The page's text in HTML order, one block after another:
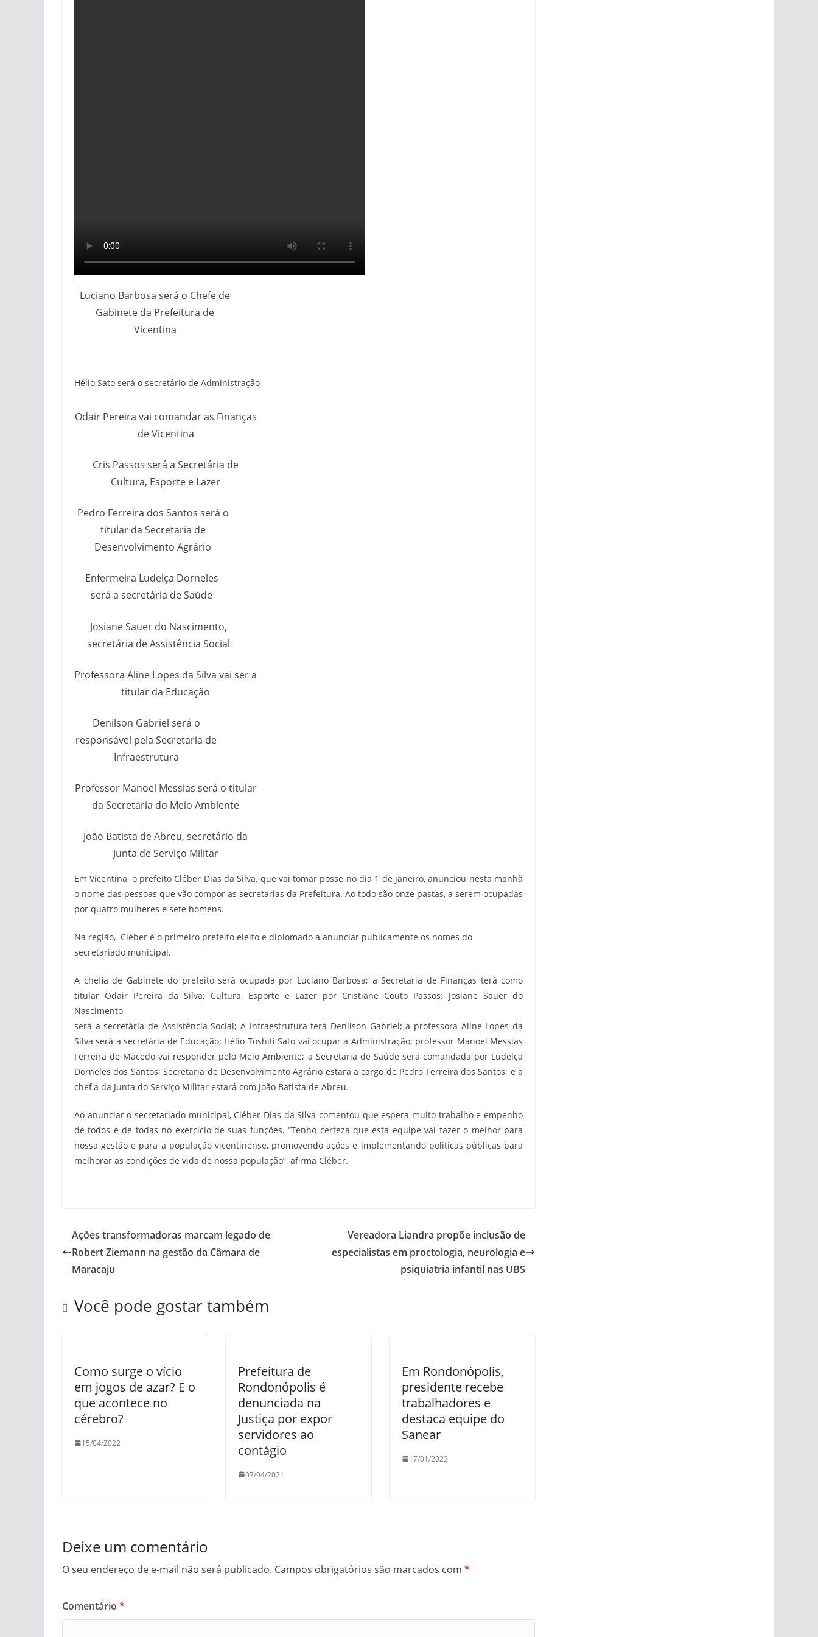
Luciano Barbosa será o Chefe de
Gabinete da Prefeitura de
Vicentina
Hélio Sato será o secretário de Administração
Odair Pereira vai comandar as Finanças
de Vicentina
Cris Passos será a Secretária de
Cultura, Esporte e Lazer
Pedro Ferreira dos Santos será o
titular da Secretaria de
Desenvolvimento Agrário
Enfermeira Ludelça Dorneles
será a secretária de Saúde
Josiane Sauer do Nascimento,
secretária de Assistência Social
Professora Aline Lopes da Silva vai ser a
titular da Educação
Denilson Gabriel será o
responsável pela Secretaria de
Infraestrutura
Professor Manoel Messias será o titular
da Secretaria do Meio Ambiente
João Batista de Abreu, secretário da
Junta de Serviço Militar
Em Vicentina, o prefeito Cléber Dias da Silva, que vai tomar posse no dia 1 de janeiro, anunciou nesta manhã
o nome das pessoas que vão compor as secretarias da Prefeitura. Ao todo são onze pastas, a serem ocupadas
por quatro mulheres e sete homens.
Na região, Cléber é o primeiro prefeito eleito e diplomado a anunciar publicamente os nomes do
secretariado municipal.
A chefia de Gabinete do prefeito será ocupada por Luciano Barbosa; a Secretaria de Finanças terá como
titular Odair Pereira da Silva; Cultura, Esporte e Lazer por Cristiane Couto Passos; Josiane Sauer do
Nascimento
será a secretária de Assistência Social; A Infraestrutura terá Denilson Gabriel; a professora Aline Lopes da
Silva será a secretária de Educação; Hélio Toshiti Sato vai ocupar a Administração; professor Manoel Messias
Ferreira de Macedo vai responder pelo Meio Ambiente; a Secretaria de Saúde será comandada por Ludelça
Dorneles dos Santos; Secretaria de Desenvolvimento Agrário estará a cargo de Pedro Ferreira dos Santos; e a
chefia da Junta do Serviço Militar estará com João Batista de Abreu.
Ao anunciar o secretariado municipal, Cléber Dias da Silva comentou que espera muito trabalho e empenho
de todos e de todas no exercício de suas funções. “Tenho certeza que esta equipe vai fazer o melhor para
nossa gestão e para a população vicentinense, promovendo ações e implementando politicas públicas para
melhorar as condições de vida de nossa população”, afirma Cléber.
Ações transformadoras marcam legado de
Robert Ziemann na gestão da Câmara de
Maracaju
Vereadora Liandra propõe inclusão de
especialistas em proctologia, neurologia e
psiquiatria infantil nas UBS
Você pode gostar também
Como surge o vício
em jogos de azar? E o
que acontece no
cérebro?
15/04/2022
Prefeitura de
Rondonópolis é
denunciada na
Justiça por expor
servidores ao
contágio
07/04/2021
Em Rondonópolis,
presidente recebe
trabalhadores e
destaca equipe do
Sanear
17/01/2023
Deixe um comentário
O seu endereço de e-mail não será publicado. Campos obrigatórios são marcados com *
Comentário *